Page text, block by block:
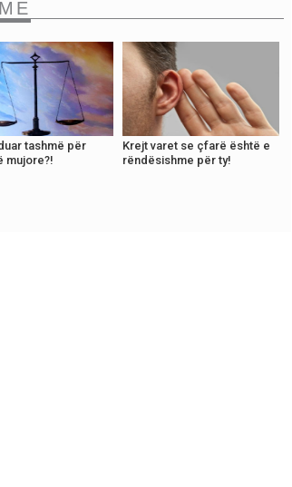
tashmë për
mujore?!
Krejt varet se çfarë është e
rëndësishme për ty!